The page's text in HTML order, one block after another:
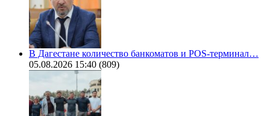
В Дагестане количество банкоматов и POS-терминал…
05.08.2026 15:40 (809)